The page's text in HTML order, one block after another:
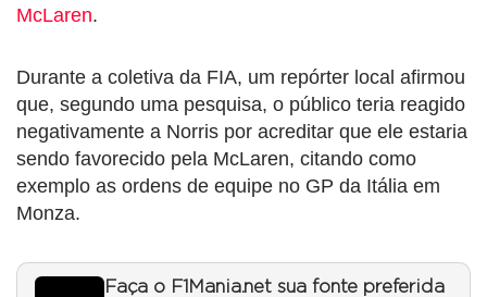
McLaren.
Durante a coletiva da FIA, um repórter local afirmou
que, segundo uma pesquisa, o público teria reagido
negativamente a Norris por acreditar que ele estaria
sendo favorecido pela McLaren, citando como
exemplo as ordens de equipe no GP da Itália em
Monza.
Faça o F1Mania.net sua fonte preferida